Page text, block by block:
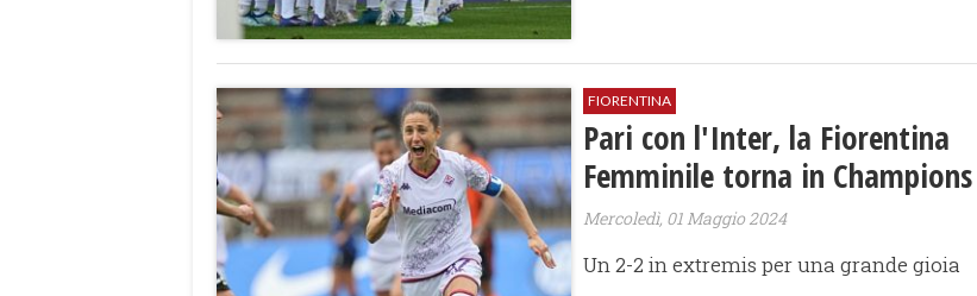
FIORENTINA
Pari con l'Inter, la Fiorentina
Femminile torna in Champions
Mercoledì, 01 Maggio 2024
Un 2-2 in extremis per una grande gioia